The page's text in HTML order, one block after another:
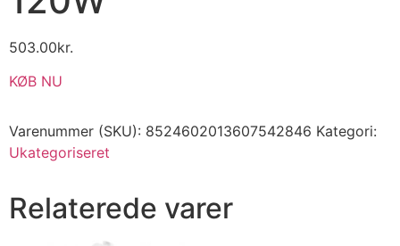
503.00kr.
KØB NU
Varenummer (SKU): 8524602013607542846 Kategori:
Ukategoriseret
Relaterede varer